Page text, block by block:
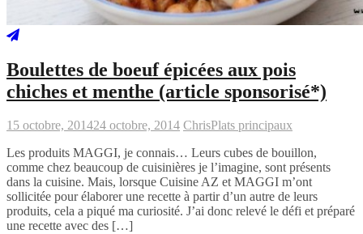
Boulettes de boeuf épicées aux pois
chiches et menthe (article sponsorisé*)
15 octobre, 201424 octobre, 2014 ChrisPlats principaux
Les produits MAGGI, je connais… Leurs cubes de bouillon,
comme chez beaucoup de cuisinières je l’imagine, sont présents
dans la cuisine. Mais, lorsque Cuisine AZ et MAGGI m’ont
sollicitée pour élaborer une recette à partir d’un autre de leurs
produits, cela a piqué ma curiosité. J’ai donc relevé le défi et préparé
une recette avec des […]